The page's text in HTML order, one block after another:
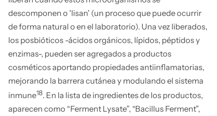
descomponen o 'lisan' (un proceso que puede ocurrir
de forma natural o en el laboratorio). Una vez liberados,
los posbióticos -ácidos orgánicos, lípidos, péptidos y
enzimas-, pueden ser agregados a productos
cosméticos aportando propiedades antiinflamatorias,
mejorando la barrera cutánea y modulando el sistema
inmune18. En la lista de ingredientes de los productos,
aparecen como “Ferment Lysate”, “Bacillus Ferment”,